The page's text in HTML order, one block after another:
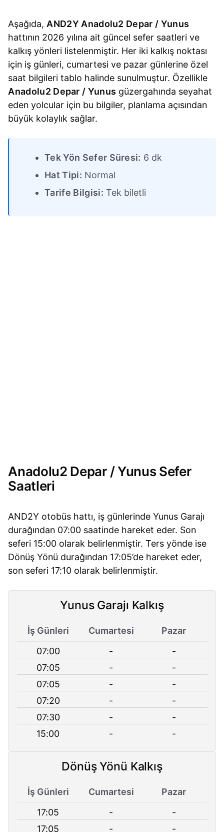
Aşağıda,AND2Y Anadolu2 Depar / Yunus
hattının 2026 yılına ait güncel sefer saatleri ve
kalkış yönleri listelenmiştir. Her iki kalkış noktası
için iş günleri, cumartesi ve pazar günlerine özel
saat bilgileri tablo halinde sunulmuştur. Özellikle
Anadolu2 Depar / Yunus güzergahında seyahat
eden yolcular için bu bilgiler, planlama açısından
büyük kolaylık sağlar.
Tek Yön Sefer Süresi: 6 dk
Hat Tipi: Normal
Tarife Bilgisi: Tek biletli
Anadolu2 Depar / Yunus Sefer
Saatleri
AND2Y otobüs hattı, iş günlerinde Yunus Garajı
durağından 07:00 saatinde hareket eder. Son
seferi 15:00 olarak belirlenmiştir. Ters yönde ise
Dönüş Yönü durağından 17:05’de hareket eder,
son seferi 17:10 olarak belirlenmiştir.
Yunus Garajı Kalkış
İş Günleri Cumartesi
Pazar
07:00
-
-
07:05
-
-
07:05
-
-
07:20
-
-
07:30
-
-
15:00
- -
Dönüş Yönü Kalkış
İş Günleri Cumartesi
Pazar
17:05
-
-
17:05
- -